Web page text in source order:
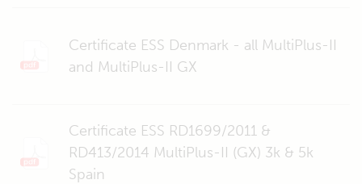
Certificate ESS Denmark - all MultiPlus-II
and MultiPlus-II GX
Certificate ESS RD1699/2011 &
RD413/2014 MultiPlus-II (GX) 3k & 5k
Spain